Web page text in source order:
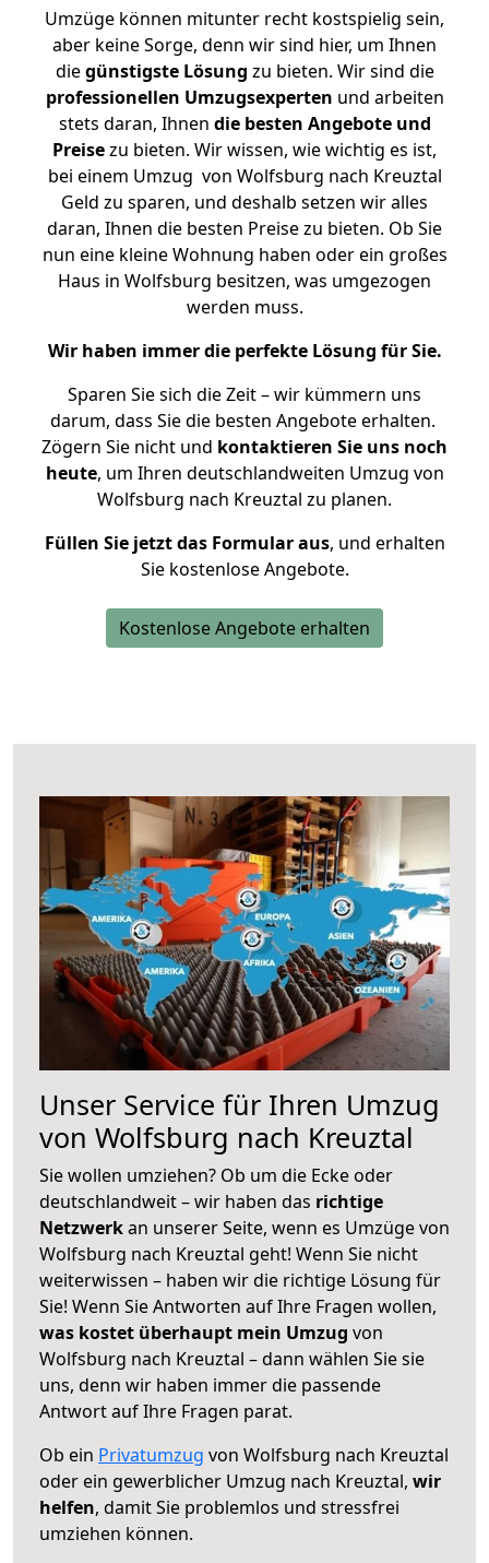
Umzüge können mitunter recht kostspielig sein,
aber keine Sorge, denn wir sind hier, um Ihnen
diegünstigste Lösung zu bieten. Wir sind die
professionellen Umzugsexperten und arbeiten
stets daran, Ihnen die besten Angebote und
Preisezu bieten. Wir wissen, wie wichtig es ist,
bei einem Umzug von Wolfsburg nach Kreuztal
Geld zu sparen, und deshalb setzen wir alles
daran, Ihnen die besten Preise zu bieten. Ob Sie
nun eine kleine Wohnung haben oder ein großes
Haus in Wolfsburg besitzen, was umgezogen
werden muss.
Wir haben immer die perfekte Lösung für Sie.
Sparen Sie sich die Zeit – wir kümmern uns
darum, dass Sie die besten Angebote erhalten.
Zögern Sie nicht und kontaktieren Sie uns noch
heute, um Ihren deutschlandweiten Umzug von
Wolfsburg nach Kreuztal zu planen.
Füllen Sie jetzt das Formular aus, und erhalten
Sie kostenlose Angebote.
Kostenlose Angebote erhalten
Unser Service für Ihren Umzug
von Wolfsburg nach Kreuztal
Sie wollen umziehen? Ob um die Ecke oder
deutschlandweit – wir haben das richtige
Netzwerkan unserer Seite, wenn es Umzüge von
Wolfsburg nach Kreuztal geht! Wenn Sie nicht
weiterwissen – haben wir die richtige Lösung für
Sie! Wenn Sie Antworten auf Ihre Fragen wollen,
was kostet überhaupt mein Umzug von
Wolfsburg nach Kreuztal – dann wählen Sie sie
uns, denn wir haben immer die passende
Antwort auf Ihre Fragen parat.
Ob ein Privatumzug von Wolfsburg nach Kreuztal
oder ein gewerblicher Umzug nach Kreuztal, wir
helfen, damit Sie problemlos und stressfrei
umziehen können.